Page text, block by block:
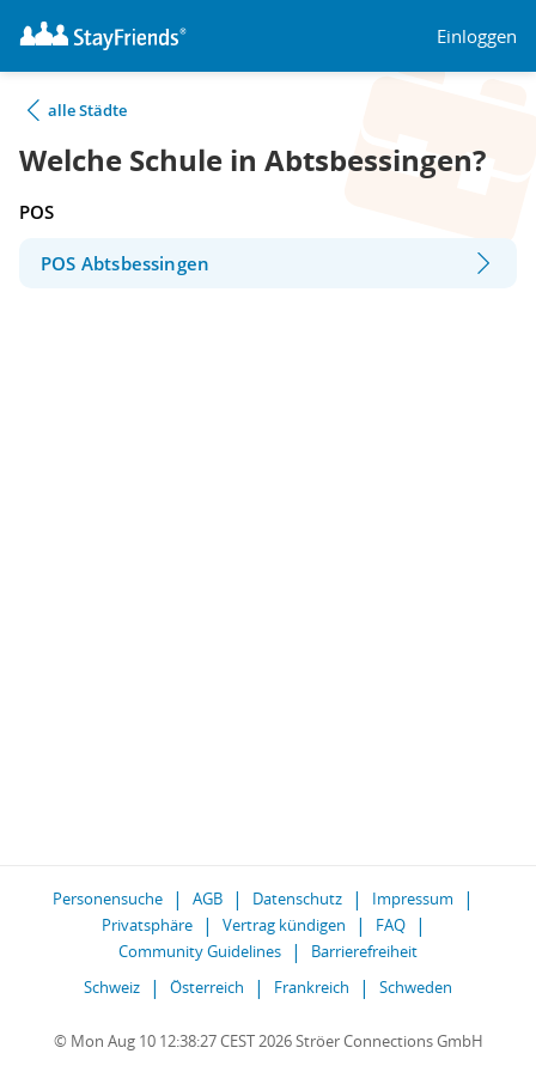
Einloggen
alle Städte
Welche Schule in Abtsbessingen?
POS
POS Abtsbessingen
Personensuche AGB Datenschutz
Impressum
Privatsphäre
Vertrag kündigen
FAQ
Community Guidelines
Barrierefreiheit
Schweiz
Österreich Frankreich Schweden
© Mon Aug 10 12:38:27 CEST 2026 Ströer Connections GmbH